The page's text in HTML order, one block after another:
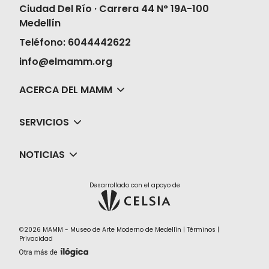
Ciudad Del Río · Carrera 44 N° 19A-100
Medellín
Teléfono: 6044442622
info@elmamm.org
ACERCA DEL MAMM
SERVICIOS
NOTICIAS
Desarrollado con el apoyo de
©2026 MAMM - Museo de Arte Moderno de Medellín | Términos |
Privacidad